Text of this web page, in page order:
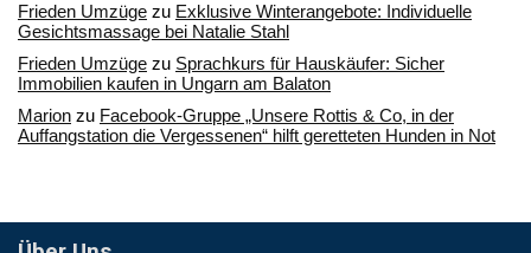
Frieden Umzüge zu Exklusive Winterangebote: Individuelle
Gesichtsmassage bei Natalie Stahl
Frieden Umzüge zu Sprachkurs für Hauskäufer: Sicher
Immobilien kaufen in Ungarn am Balaton
Marion zu Facebook-Gruppe „Unsere Rottis & Co, in der
Auffangstation die Vergessenen“ hilft geretteten Hunden in Not